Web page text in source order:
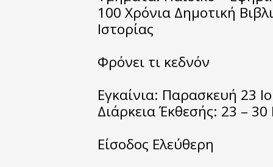
100 Χρόνια Δημοτική
Ιστορίας
Φρόνει τι κεδνόν
Εγκαίνια: Παρασκευή 23
Διάρκεια Έκθεσής: 23 – 30
Είσοδος Ελεύθερη